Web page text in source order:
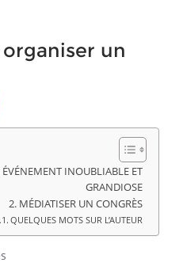
un
INOUBLIABLE ET
GRANDIOSE
MÉDIATISER UN CONGRÈS
QUELQUES MOTS SUR L’AUTEUR